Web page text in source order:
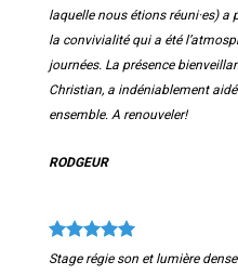
laquelle nous étions réuni·es)
la convivialité qui a été
journées. La présence
Christian, a indéniablement
ensemble. A renouveler!
RODGEUR
Stage régie son et lumière